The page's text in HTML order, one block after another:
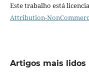
Este trabalho está
Attribution-
Artigos mais lidos